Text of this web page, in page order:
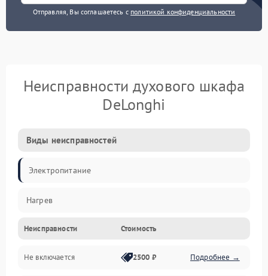
Отправляя, Вы соглашаетесь с политикой конфиденциальности
Неисправности духового шкафа
DeLonghi
Виды неисправностей
Электропитание
Нагрев
Неисправности Стоимость
Не включается 2500 ₽ Подробнее →